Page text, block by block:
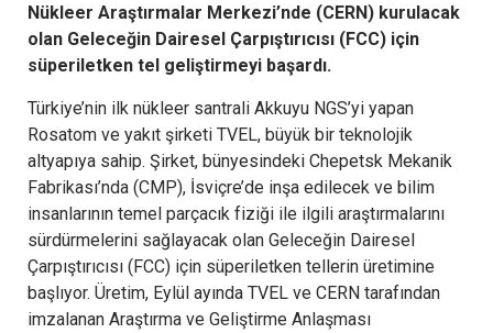
Nükleer Araştırmalar Merkezi’nde (CERN) kurulacak
olan Geleceğin Dairesel Çarpıştırıcısı (FCC) için
süperiletken tel geliştirmeyi başardı.
Türkiye’nin ilk nükleer santrali Akkuyu NGS’yi yapan
Rosatom ve yakıt şirketi TVEL, büyük bir teknolojik
altyapıya sahip. Şirket, bünyesindeki Chepetsk Mekanik
Fabrikası’nda (CMP), İsviçre’de inşa edilecek ve bilim
insanlarının temel parçacık fiziği ile ilgili araştırmalarını
sürdürmelerini sağlayacak olan Geleceğin Dairesel
Çarpıştırıcısı (FCC) için süperiletken tellerin üretimine
başlıyor. Üretim, Eylül ayında TVEL ve CERN tarafından
imzalanan Araştırma ve Geliştirme Anlaşması